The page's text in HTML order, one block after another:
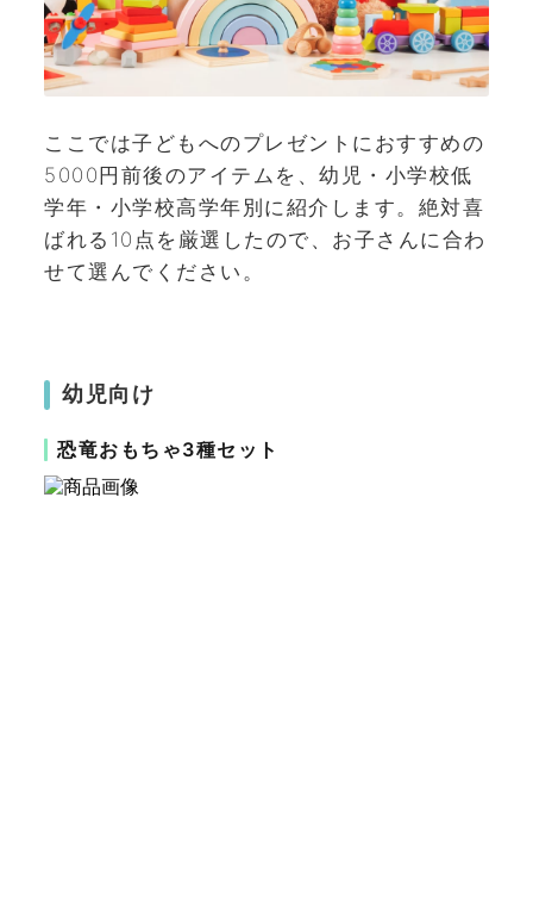
ここでは子どもへのプレゼントにおすすめの
5000円前後のアイテムを、幼児・小学校低
学年・小学校高学年別に紹介します。絶対喜
ばれる10点を厳選したので、お子さんに合わ
せて選んでください。
幼児向け
恐竜おもちゃ3種セット